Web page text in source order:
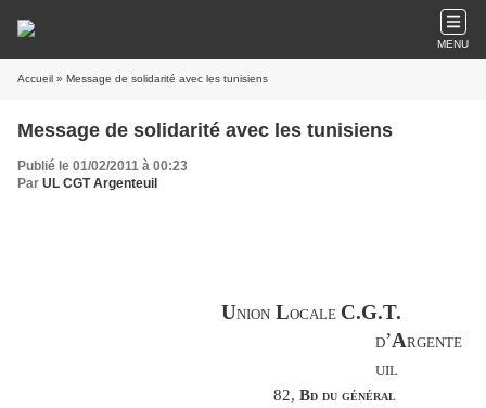
MENU
Accueil » Message de solidarité avec les tunisiens
Message de solidarité avec les tunisiens
Publié le 01/02/2011 à 00:23
Par UL CGT Argenteuil
Union Locale C.G.T.
d’Argente
uil
82, Bd du général